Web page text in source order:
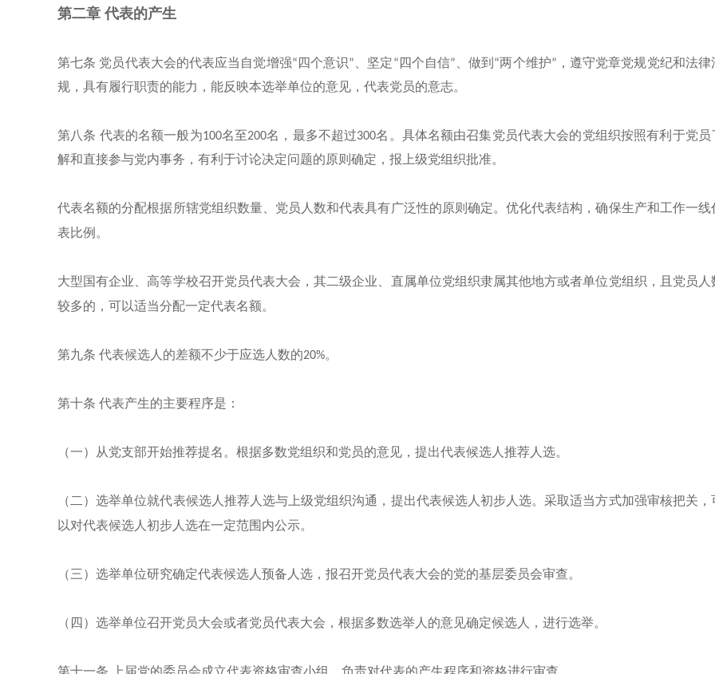
第二章 代表的产生
第七条 党员代表大会的代表应当自觉增强“四个意识”、坚定“四个自信”、做到“两个维护”，遵守党章党规党纪和法律
规，具有履行职责的能力，能反映本选举单位的意见，代表党员的意志。
第八条 代表的名额一般为100名至200名，最多不超过300名。具体名额由召集党员代表大会的党组织按照有利于党员
解和直接参与党内事务，有利于讨论决定问题的原则确定，报上级党组织批准。
代表名额的分配根据所辖党组织数量、党员人数和代表具有广泛性的原则确定。优化代表结构，确保生产和工作一线
表比例。
大型国有企业、高等学校召开党员代表大会，其二级企业、直属单位党组织隶属其他地方或者单位党组织，且党员人
较多的，可以适当分配一定代表名额。
第九条 代表候选人的差额不少于应选人数的20%。
第十条 代表产生的主要程序是：
（一）从党支部开始推荐提名。根据多数党组织和党员的意见，提出代表候选人推荐人选。
（二）选举单位就代表候选人推荐人选与上级党组织沟通，提出代表候选人初步人选。采取适当方式加强审核把关，
以对代表候选人初步人选在一定范围内公示。
（三）选举单位研究确定代表候选人预备人选，报召开党员代表大会的党的基层委员会审查。
（四）选举单位召开党员大会或者党员代表大会，根据多数选举人的意见确定候选人，进行选举。
第十一条 上届党的委员会成立代表资格审查小组，负责对代表的产生程序和资格进行审查。